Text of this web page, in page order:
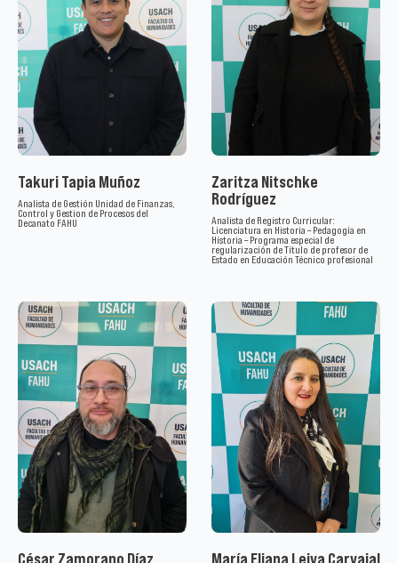
Takuri Tapia Muñoz
Analista de Gestión Unidad de Finanzas,
Control y Gestion de Procesos del
Decanato FAHU
Zaritza Nitschke
Rodríguez
Analista de Registro Curricular:
Licenciatura en Historia – Pedagogía en
Historia – Programa especial de
regularización de Título de profesor de
Estado en Educación Técnico profesional
César Zamorano Díaz María Eliana Leiva Carvajal